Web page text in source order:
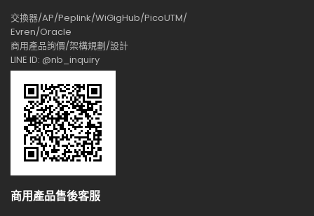
交換器/AP/Peplink/WiGigHub/PicoUTM/
Evren/Oracle
商用產品詢價/架構規劃/設計
LINE ID: @nb_inquiry
商用產品售後客服